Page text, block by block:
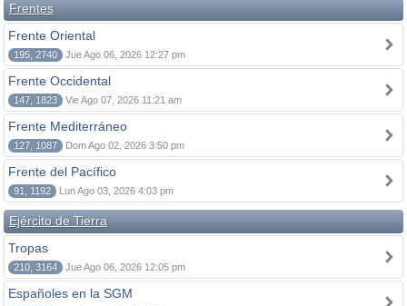
Frentes
Frente Oriental
195, 2740 Jue Ago 06, 2026 12:27 pm
Frente Occidental
147, 1823 Vie Ago 07, 2026 11:21 am
Frente Mediterráneo
127, 1087 Dom Ago 02, 2026 3:50 pm
Frente del Pacífico
91, 1192 Lun Ago 03, 2026 4:03 pm
Ejército de Tierra
Tropas
210, 3164 Jue Ago 06, 2026 12:05 pm
Españoles en la SGM